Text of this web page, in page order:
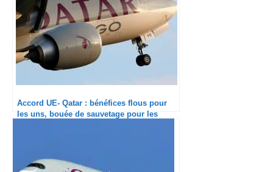
Accord UE- Qatar : bénéfices flous pour
les uns, bouée de sauvetage pour les